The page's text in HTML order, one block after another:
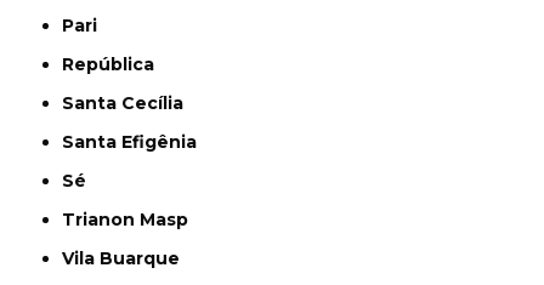
Pari
República
Santa Cecília
Santa Efigênia
Sé
Trianon Masp
Vila Buarque